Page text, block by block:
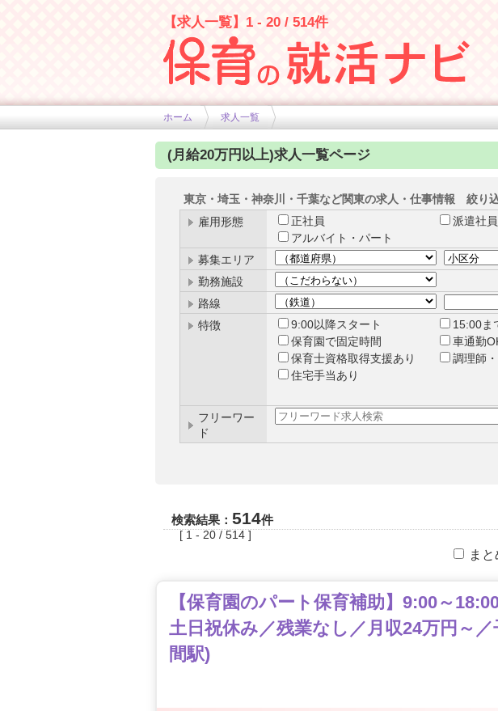
【求人一覧】1 - 20 / 514件
ホーム 求人一覧
(月給20万円以上)求人一覧ページ
東京・埼玉・神奈川・千葉など関東の求人・仕事情報 絞り
雇用形態
正社員 派遣社員
アルバイト・パート
募集エリア
勤務施設
路線
特徴
9:00以降スタート 15:00ま
保育園で固定時間
車通勤
保育士資格取得支援あり
調理師
住宅手当あり
フリーワー
ド
検索結果： 514件
[ 1 - 20 / 514 ]
ま
【保育園のパート保育補助】9:00～
土日祝休み／残業なし／月収24万円～
間駅)